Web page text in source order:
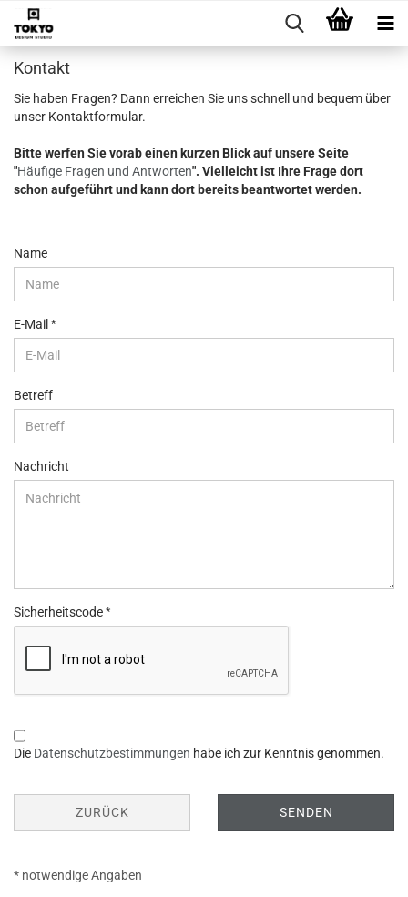
Kontakt
Sie haben Fragen? Dann erreichen Sie uns schnell und bequem über
unser Kontaktformular.
Bitte werfen Sie vorab einen kurzen Blick auf unsere Seite
"Häufige Fragen und Antworten". Vielleicht ist Ihre Frage dort
schon aufgeführt und kann dort bereits beantwortet werden.
KONTAKT
Name
E-Mail
Betreff
Nachricht
Sicherheitscode
DATENSCHUTZBESTIMMUNGEN
Die Datenschutzbestimmungen habe ich zur Kenntnis genommen.
ZURÜCK SENDEN
* notwendige Angaben